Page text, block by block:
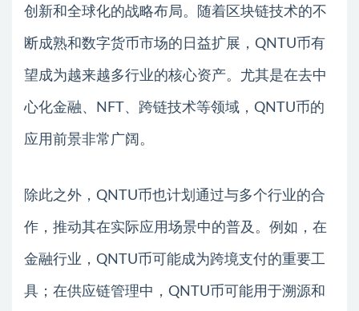
创新和全球化的战略布局。随着区块链技术的不
断成熟和数字货币市场的日益扩展，QNTU币有
望成为越来越多行业的核心资产。尤其是在去中
心化金融、NFT、跨链技术等领域，QNTU币的
应用前景非常广阔。
除此之外，QNTU币也计划通过与多个行业的合
作，推动其在实际应用场景中的普及。例如，在
金融行业，QNTU币可能成为跨境支付的重要工
具；在供应链管理中，QNTU币可能用于溯源和